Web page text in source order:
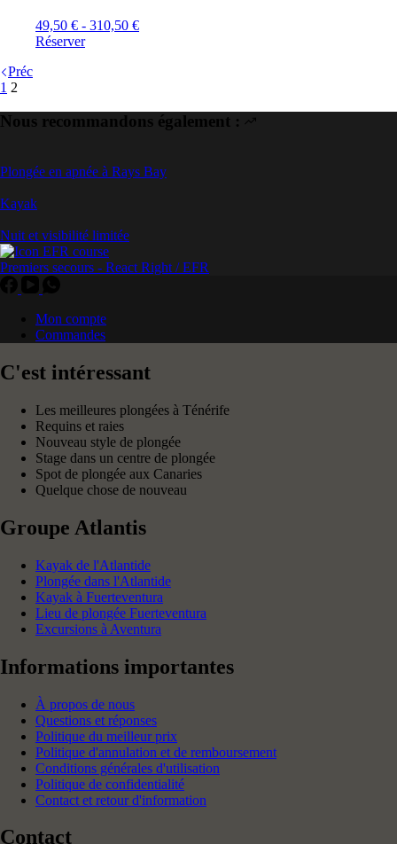
49,50 € - 310,50 €
Réserver
Préc
1 2
Nous recommandons également :
Plongée en apnée à Rays Bay
Kayak
Nuit et visibilité limitée
Premiers secours - React Right / EFR
Mon compte
Commandes
C'est intéressant
Les meilleures plongées à Ténérife
Requins et raies
Nouveau style de plongée
Stage dans un centre de plongée
Spot de plongée aux Canaries
Quelque chose de nouveau
Groupe Atlantis
Kayak de l'Atlantide
Plongée dans l'Atlantide
Kayak à Fuerteventura
Lieu de plongée Fuerteventura
Excursions à Aventura
Informations importantes
À propos de nous
Questions et réponses
Politique du meilleur prix
Politique d'annulation et de remboursement
Conditions générales d'utilisation
Politique de confidentialité
Contact et retour d'information
Contact